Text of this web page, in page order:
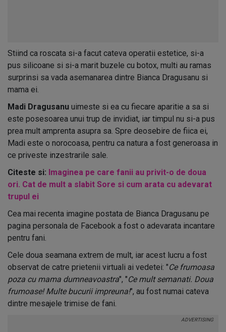
Stiind ca roscata si-a facut cateva operatii estetice, si-a
pus silicoane si si-a marit buzele cu botox, multi au ramas
surprinsi sa vada asemanarea dintre Bianca Dragusanu si
mama ei.
Madi Dragusanu uimeste si ea cu fiecare aparitie a sa si
este posesoarea unui trup de invidiat, iar timpul nu si-a pus
prea mult amprenta asupra sa. Spre deosebire de fiica ei,
Madi este o norocoasa, pentru ca natura a fost generoasa in
ce priveste inzestrarile sale.
Citeste si: Imaginea pe care fanii au privit-o de doua
ori. Cat de mult a slabit Sore si cum arata cu adevarat
trupul ei
Cea mai recenta imagine postata de Bianca Dragusanu pe
pagina personala de Facebook a fost o adevarata incantare
pentru fani.
Cele doua seamana extrem de mult, iar acest lucru a fost
observat de catre prietenii virtuali ai vedetei: "Ce frumoasa
poza cu mama dumneavoastra", "Ce mult semanati. Doua
frumoase! Multe bucurii impreuna!", au fost numai cateva
dintre mesajele trimise de fani.